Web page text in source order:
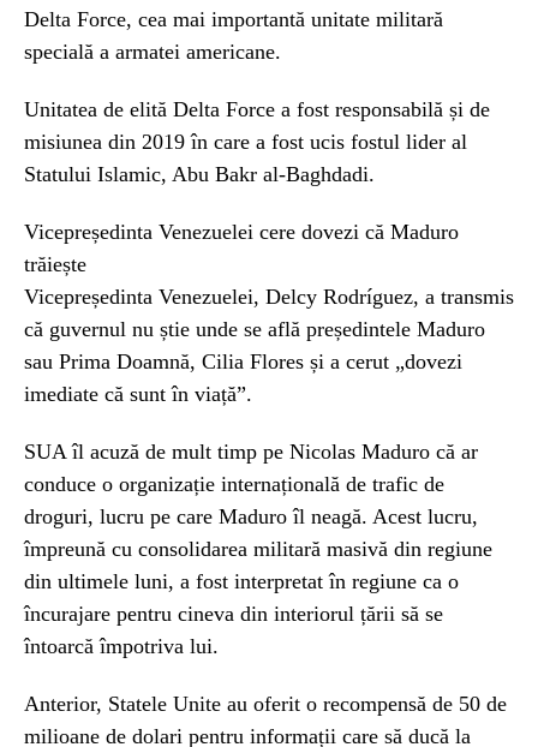
Delta Force, cea mai importantă unitate militară
specială a armatei americane.
Unitatea de elită Delta Force a fost responsabilă și de
misiunea din 2019 în care a fost ucis fostul lider al
Statului Islamic, Abu Bakr al-Baghdadi.
Vicepreședinta Venezuelei cere dovezi că Maduro
trăiește
Vicepreședinta Venezuelei, Delcy Rodríguez, a transmis
că guvernul nu știe unde se află președintele Maduro
sau Prima Doamnă, Cilia Flores și a cerut „dovezi
imediate că sunt în viață”.
SUA îl acuză de mult timp pe Nicolas Maduro că ar
conduce o organizație internațională de trafic de
droguri, lucru pe care Maduro îl neagă. Acest lucru,
împreună cu consolidarea militară masivă din regiune
din ultimele luni, a fost interpretat în regiune ca o
încurajare pentru cineva din interiorul țării să se
întoarcă împotriva lui.
Anterior, Statele Unite au oferit o recompensă de 50 de
milioane de dolari pentru informații care să ducă la